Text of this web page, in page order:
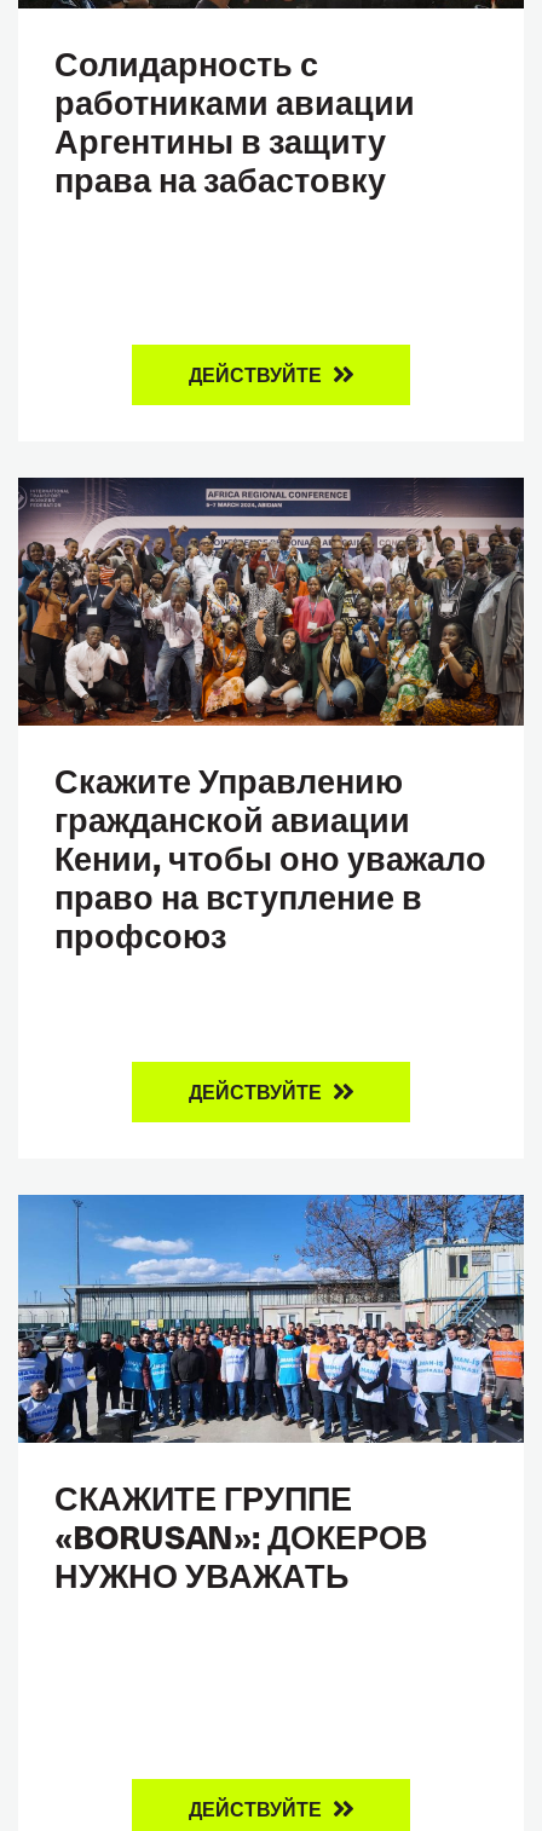
Солидарность с
работниками авиации
Аргентины в защиту
права на забастовку
ДЕЙСТВУЙТЕ
Скажите Управлению
гражданской авиации
Кении, чтобы оно уважало
право на вступление в
профсоюз
ДЕЙСТВУЙТЕ
СКАЖИТЕ ГРУППЕ
«BORUSAN»: ДОКЕРОВ
НУЖНО УВАЖАТЬ
ДЕЙСТВУЙТЕ